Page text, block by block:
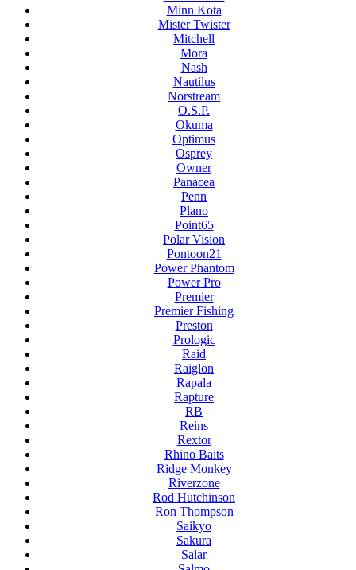
Minn Kota
Mister Twister
Mitchell
Mora
Nash
Nautilus
Norstream
O.S.P.
Okuma
Optimus
Osprey
Owner
Panacea
Penn
Plano
Point65
Polar Vision
Pontoon21
Power Phantom
Power Pro
Premier
Premier Fishing
Preston
Prologic
Raid
Raiglon
Rapala
Rapture
RB
Reins
Rextor
Rhino Baits
Ridge Monkey
Riverzone
Rod Hutchinson
Ron Thompson
Saikyo
Sakura
Salar